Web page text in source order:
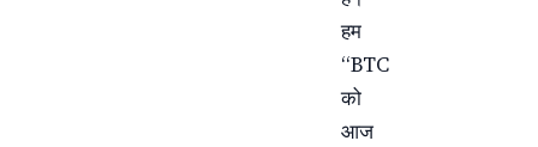
हम
“BTC
को
आज